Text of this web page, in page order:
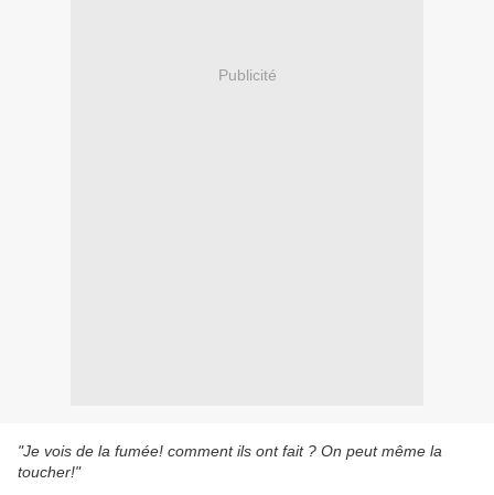
Publicité
"Je vois de la fumée! comment ils ont fait ? On peut même la
toucher!"